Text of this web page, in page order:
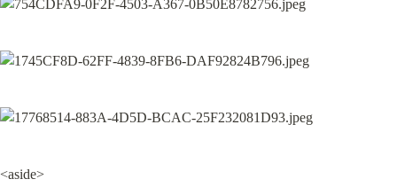
<aside>